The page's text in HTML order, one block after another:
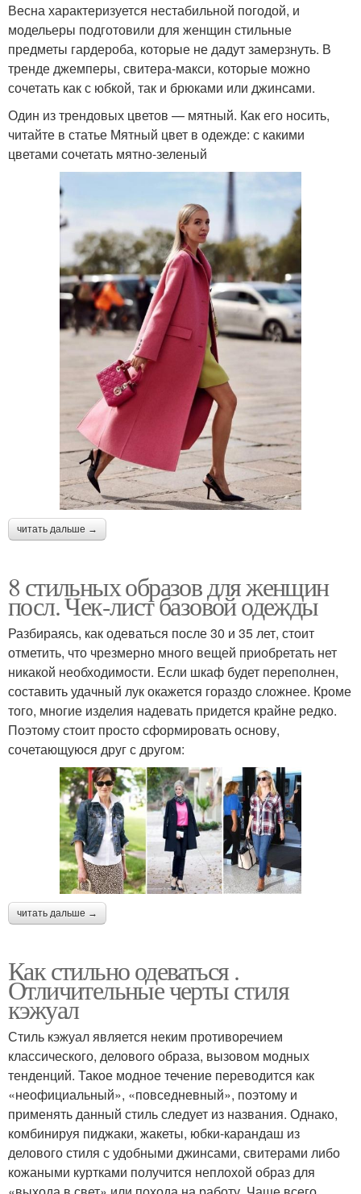
Весна характеризуется нестабильной погодой, и
модельеры подготовили для женщин стильные
предметы гардероба, которые не дадут замерзнуть. В
тренде джемперы, свитера-макси, которые можно
сочетать как с юбкой, так и брюками или джинсами.
Один из трендовых цветов — мятный. Как его носить,
читайте в статье Мятный цвет в одежде: с какими
цветами сочетать мятно-зеленый
читать дальше →
8 стильных образов для женщин
посл. Чек-лист базовой одежды
Разбираясь, как одеваться после 30 и 35 лет, стоит
отметить, что чрезмерно много вещей приобретать нет
никакой необходимости. Если шкаф будет переполнен,
составить удачный лук окажется гораздо сложнее. Кроме
того, многие изделия надевать придется крайне редко.
Поэтому стоит просто сформировать основу,
сочетающуюся друг с другом:
читать дальше →
Как стильно одеваться .
Отличительные черты стиля
кэжуал
Стиль кэжуал является неким противоречием
классического, делового образа, вызовом модных
тенденций. Такое модное течение переводится как
«неофициальный», «повседневный», поэтому и
применять данный стиль следует из названия. Однако,
комбинируя пиджаки, жакеты, юбки-карандаш из
делового стиля с удобными джинсами, свитерами либо
кожаными куртками получится неплохой образ для